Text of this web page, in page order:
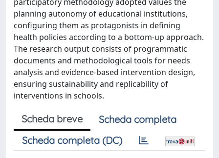
planning autonomy of educational institutions,
configuring them as protagonists in defining
health policies according to a bottom-up approach.
The research output consists of programmatic
documents and methodological tools for needs
analysis and evidence-based intervention design,
ensuring sustainability and replicability of
interventions in schools.
Scheda breve
Scheda completa
Scheda completa (DC)